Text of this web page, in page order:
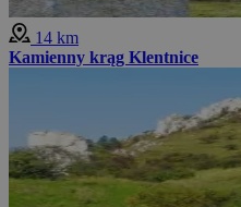
14 km
Kamienny krąg Klentnice